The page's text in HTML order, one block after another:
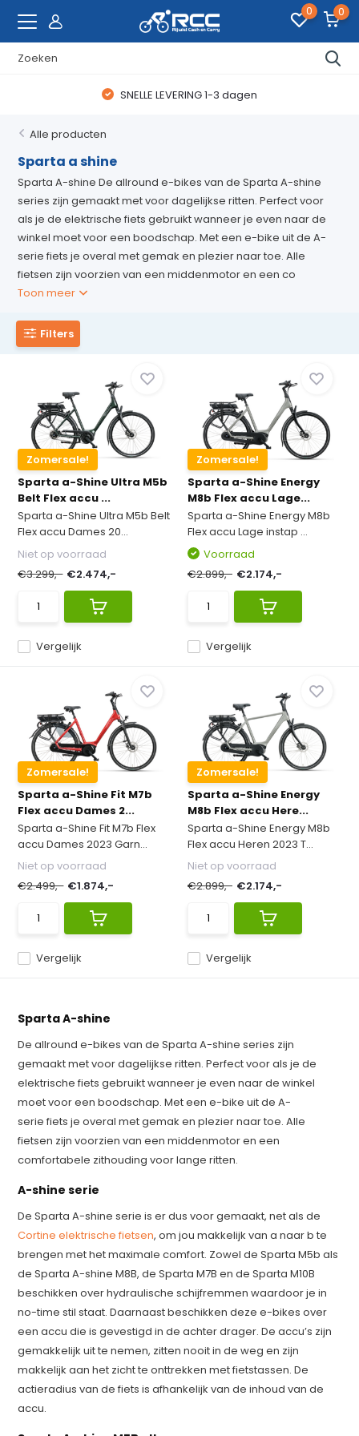
0 0
SNELLE LEVERING 1-3 dagen
Alle producten
Sparta a shine
Sparta A-shine De allround e-bikes van de Sparta A-shine
series zijn gemaakt met voor dagelijkse ritten. Perfect voor
als je de elektrische fiets gebruikt wanneer je even naar de
winkel moet voor een boodschap. Met een e-bike uit de A-
serie fiets je overal met gemak en plezier naar toe. Alle
fietsen zijn voorzien van een middenmotor en een co
Toon meer
Filters
Zomersale!
Sparta a-Shine Ultra M5b
Belt Flex accu ...
Sparta a-Shine Ultra M5b Belt
Flex accu Dames 20...
Vergelijk
Niet op voorraad
€3.299,- €2.474,-
Zomersale!
Sparta a-Shine Energy
M8b Flex accu Lage...
Sparta a-Shine Energy M8b
Flex accu Lage instap ...
Vergelijk
Voorraad
€2.899,- €2.174,-
Zomersale!
Sparta a-Shine Fit M7b
Flex accu Dames 2...
Sparta a-Shine Fit M7b Flex
accu Dames 2023 Garn...
Vergelijk
Niet op voorraad
€2.499,- €1.874,-
Zomersale!
Sparta a-Shine Energy
M8b Flex accu Here...
Sparta a-Shine Energy M8b
Flex accu Heren 2023 T...
Vergelijk
Niet op voorraad
€2.899,- €2.174,-
Sparta A-shine
De allround e-bikes van de Sparta A-shine series zijn
gemaakt met voor dagelijkse ritten. Perfect voor als je de
elektrische fiets gebruikt wanneer je even naar de winkel
moet voor een boodschap. Met een e-bike uit de A-
serie fiets je overal met gemak en plezier naar toe. Alle
fietsen zijn voorzien van een middenmotor en een
comfortabele zithouding voor lange ritten.
A-shine serie
De Sparta A-shine serie is er dus voor gemaakt, net als de
Cortine elektrische fietsen, om jou makkelijk van a naar b te
brengen met het maximale comfort. Zowel de Sparta M5b als
de Sparta A-shine M8B, de Sparta M7B en de Sparta M10B
beschikken over hydraulische schijfremmen waardoor je in
no-time stil staat. Daarnaast beschikken deze e-bikes over
een accu die is gevestigd in de achter drager. De accu’s zijn
gemakkelijk uit te nemen, zitten nooit in de weg en zijn
makkelijk aan het zicht te onttrekken met fietstassen. De
actieradius van de fiets is afhankelijk van de inhoud van de
accu.